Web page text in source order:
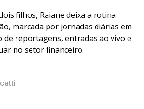
filhos, Raiane deixa a rotina
marcada por jornadas diárias em
de reportagens, entradas ao vivo e
no setor financeiro.